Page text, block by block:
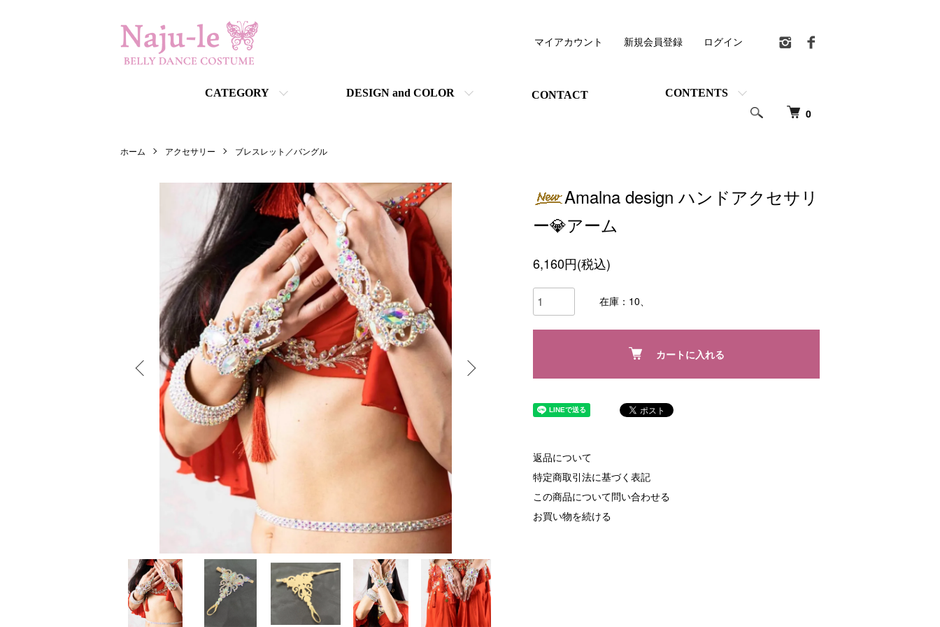
0
CATEGORY DESIGN and COLOR CONTACT CONTENTS
マイアカウント 新規会員登録 ログイン
ホーム アクセサリー ブレスレット／バングル
Amalna design ハンドアクセサリ
ー💎アーム
6,160円(税込)
在庫：10、
カートに入れる
返品について
特定商取引法に基づく表記
この商品について問い合わせる
お買い物を続ける